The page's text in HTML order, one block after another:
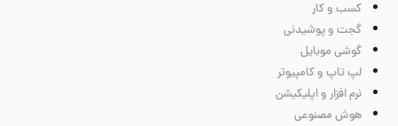
کسب و کار
گجت و پوشیدنی
گوشی موبایل
لپ تاپ و کامپیوتر
نرم افزار و اپلیکیشن
هوش مصنوعی